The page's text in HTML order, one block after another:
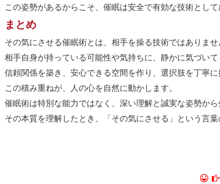
この姿勢があるからこそ、催眠は安全で有効な技術として
まとめ
その気にさせる催眠術とは、相手を操る技術ではありませ
相手自身が持っている可能性や気持ちに、静かに気づいて
信頼関係を築き、安心できる空間を作り、選択肢を丁寧に
この積み重ねが、人の心を自然に動かします。
催眠術は特別な能力ではなく、深い理解と誠実な姿勢から
その本質を理解したとき、「その気にさせる」という言